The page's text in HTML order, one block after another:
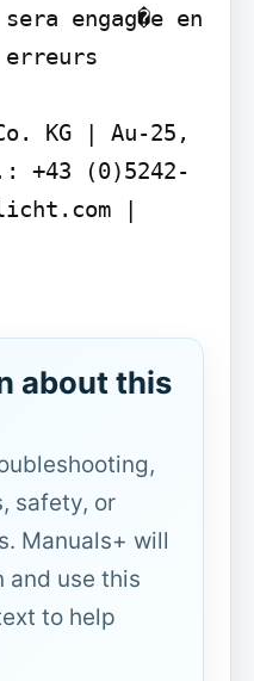
engag�e en
erreurs
KG | Au-25,
+43 (0)5242-
|
about this
safety, or
Manuals+ will
and use this
to help